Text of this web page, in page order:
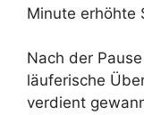
Minute erhöhte
Nach der
läuferische
verdient